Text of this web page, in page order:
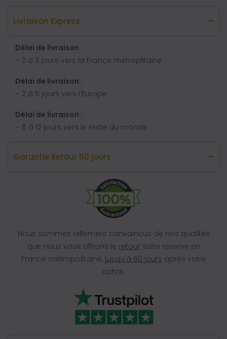
Livraison Express
Délai de livraison :
– 2 à 3 jours vers la France métroplitaine
Délai de livraison :
– 2 à 5 jours vers l’Europe
Délai de livraison :
– 6 à 12 jours vers le reste du monde
Garantie Retour 60 jours
Nous sommes tellement convaincus de nos qualités
que nous vous offrons le retour sans reserve en
France métropolitaine, jusqu'à 60 jours après votre
achat.